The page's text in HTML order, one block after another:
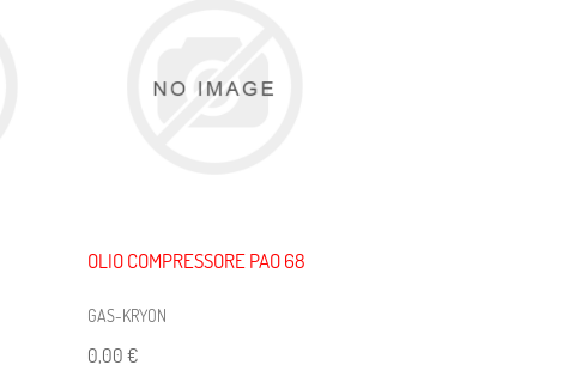
OLIO COMPRESSORE PAO 68
GAS-KRYON
0,00 €